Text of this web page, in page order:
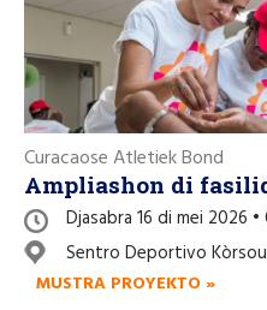
Curacaose Atletiek Bond
Ampliashon di
Djasabra 16 di mei 2026
Sentro Deportivo
MUSTRA PROYEKTO »